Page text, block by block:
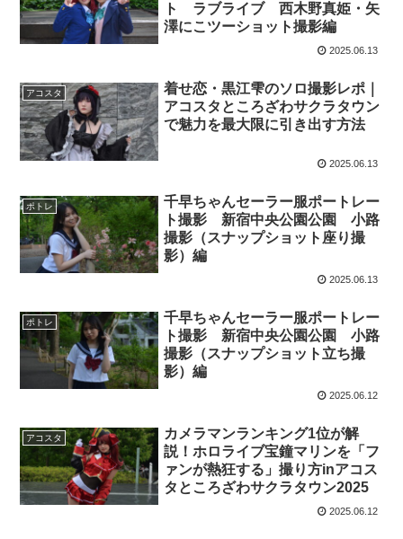
ト ラブライブ 西木野真姫・矢
澤にこツーショット撮影編
2025.06.13
アコスタ
着せ恋・黒江雫のソロ撮影レポ｜
アコスタところざわサクラタウン
で魅力を最大限に引き出す方法
2025.06.13
ポトレ
千早ちゃんセーラー服ポートレー
ト撮影 新宿中央公園公園 小路
撮影（スナップショット座り撮
影）編
2025.06.13
ポトレ
千早ちゃんセーラー服ポートレー
ト撮影 新宿中央公園公園 小路
撮影（スナップショット立ち撮
影）編
2025.06.12
アコスタ
カメラマンランキング1位が解
説！ホロライブ宝鐘マリンを「フ
ァンが熱狂する」撮り方inアコス
タところざわサクラタウン2025
2025.06.12